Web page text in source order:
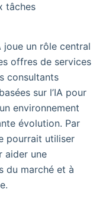
tâches
joue un rôle central
offres de services
consultants
sur l’IA pour
environnement
évolution. Par
pourrait utiliser
aider une
du marché et à